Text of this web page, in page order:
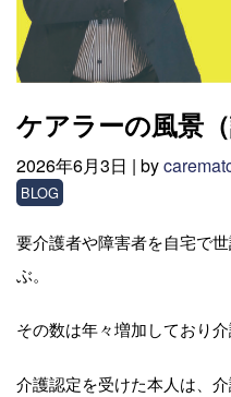
ケアラーの風景（
2026年6月3日 | by
BLOG
要介護者や障害者を自宅で
ぶ。
その数は年々増加しており
介護認定を受けた本人は、